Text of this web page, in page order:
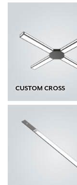
CUSTOM CROSS